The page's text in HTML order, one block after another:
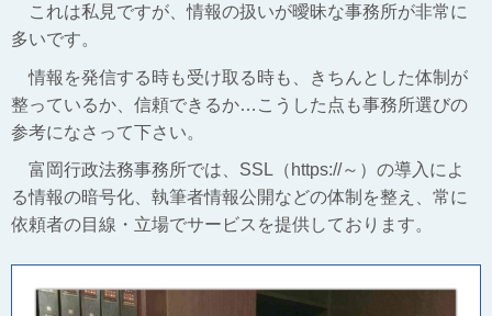
これは私見ですが、情報の扱いが曖昧な事務所が非常に
多いです。
情報を発信する時も受け取る時も、きちんとした体制が
整っているか、信頼できるか…こうした点も事務所選びの
参考になさって下さい。
富岡行政法務事務所では、SSL（https://～）の導入によ
る情報の暗号化、執筆者情報公開などの体制を整え、常に
依頼者の目線・立場でサービスを提供しております。